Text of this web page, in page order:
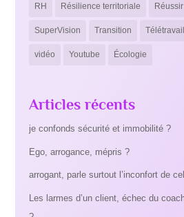
RH Résilience territoriale Réussir
SuperVision Transition Télétravail
vidéo Youtube Écologie
Articles récents
je confonds sécurité et immobilité ?
Ego, arrogance, mépris ?
arrogant, parle surtout l’inconfort de
Les larmes d’un client, échec du